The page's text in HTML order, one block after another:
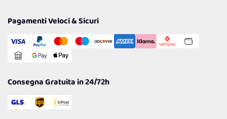
Cookie Policy
Gestisci Cookie
Reso Facile e Veloce
Pagamenti Veloci & Sicuri
Consegna Gratuita in 24/72h